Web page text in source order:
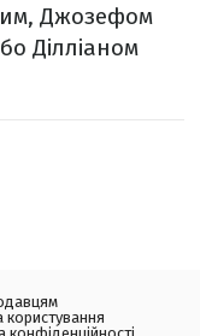
Джозефом
Ділліаном
користування